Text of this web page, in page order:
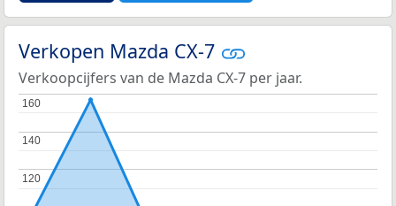
Verkopen Mazda CX-7
Verkoopcijfers van de Mazda CX-7 per jaar.
120
120
140
140
160
160